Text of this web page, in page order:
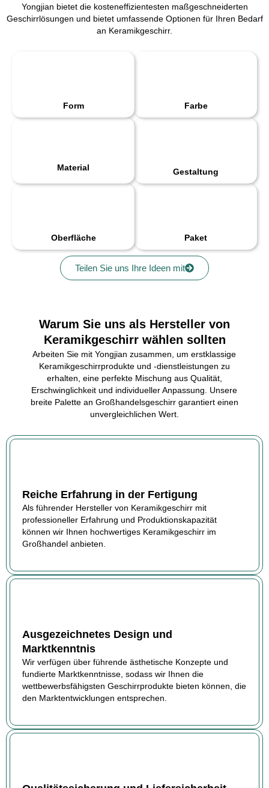
Yongjian bietet die kosteneffizientesten maßgeschneiderten
Geschirrlösungen und bietet umfassende Optionen für Ihren Bedarf
an Keramikgeschirr.
Form Farbe
Material Gestaltung
Oberfläche Paket
Teilen Sie uns Ihre Ideen mit
Warum Sie uns als Hersteller von
Keramikgeschirr wählen sollten
Arbeiten Sie mit Yongjian zusammen, um erstklassige
Keramikgeschirrprodukte und -dienstleistungen zu
erhalten, eine perfekte Mischung aus Qualität,
Erschwinglichkeit und individueller Anpassung. Unsere
breite Palette an Großhandelsgeschirr garantiert einen
unvergleichlichen Wert.
Reiche Erfahrung in der Fertigung
Als führender Hersteller von Keramikgeschirr mit
professioneller Erfahrung und Produktionskapazität
können wir Ihnen hochwertiges Keramikgeschirr im
Großhandel anbieten.
Ausgezeichnetes Design und
Marktkenntnis
Wir verfügen über führende ästhetische Konzepte und
fundierte Marktkenntnisse, sodass wir Ihnen die
wettbewerbsfähigsten Geschirrprodukte bieten können, die
den Marktentwicklungen entsprechen.